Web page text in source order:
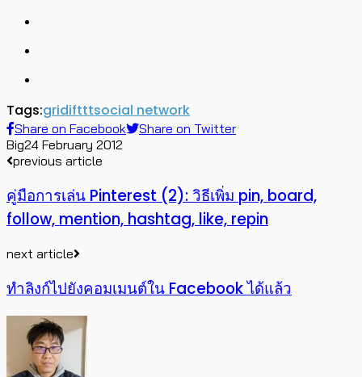
Tags:gridiftttsocial network
Share on Facebook
Share on Twitter
Big24 February 2012
previous article
คู่มือการเล่น Pinterest (2): วิธีเพิ่ม pin, board,
follow, mention, hashtag, like, repin
next article
ทำลิงก์ไปยังคอมเมนต์ใน Facebook ได้แล้ว